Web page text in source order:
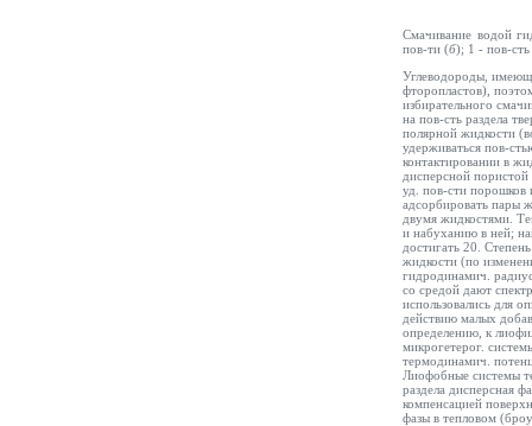
Смачивание водой
пов-ти (б); 1 - пов-сть
Углеводороды,
фторопластов),
избирательного
на пов-сть раздела
полярной жидкости
удерживаться пов-
контактировании в
дисперсной
уд. пов-сти порошков
адсорбировать пары
двумя жидкостями.
и набуханию в ней;
достигать 20.
жидкости (по
гидродинамич.
со средой дают
использовались для
действию малых
определению, к
микрогетерог.
термодинамич.
Лиофобные системы
раздела дисперсная
компенсацией
фазы в тепловом